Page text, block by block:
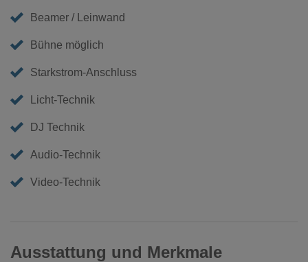
Beamer / Leinwand
Bühne möglich
Starkstrom-Anschluss
Licht-Technik
DJ Technik
Audio-Technik
Video-Technik
Ausstattung und Merkmale